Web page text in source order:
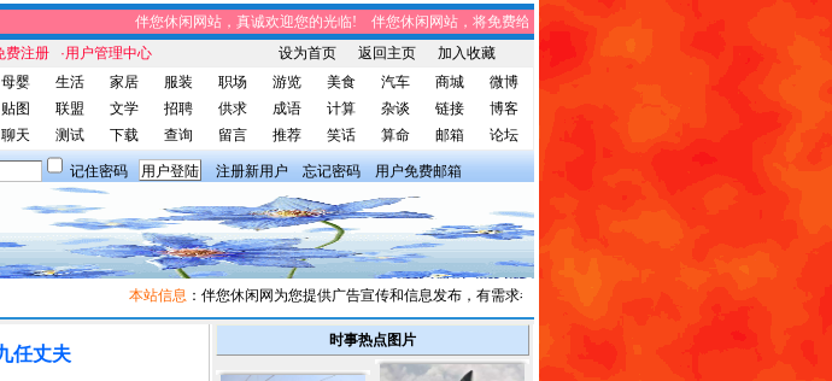
伴您休闲网站，真诚欢迎您的光临! 伴您休闲网站，将免费给您带来趣味时事、笑话集锦、家庭生活、休闲娱
费注册 ·用户管理中心 设为首页 返回主页
加入收藏
母婴 生活 家居 服装 职场 游览 美食 汽车 商城
微博
贴图 联盟 文学 招聘 供求 成语 计算 杂谈 链接
博客
聊天 测试 下载 查询 留言 推荐 笑话 算命 邮箱 论坛
记住密码 注册新用户 忘记密码 用户免费邮箱
本站信息：伴您休闲网为您提供广告宣传和信息发布，有需求者请与我们联系。
任丈夫
时事热点图片